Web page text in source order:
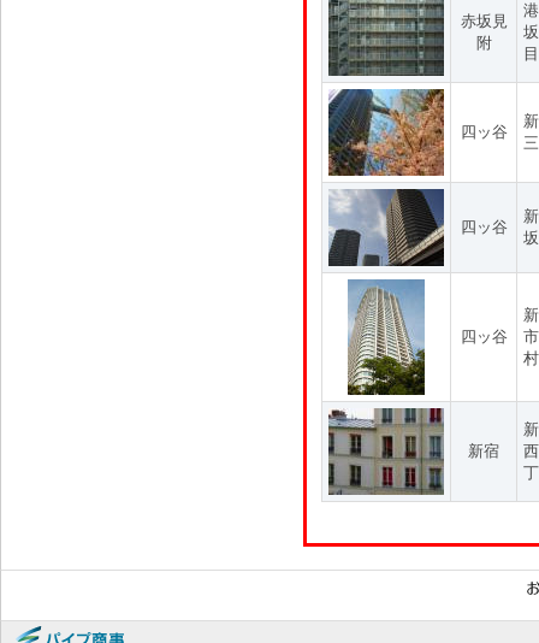
赤坂見
附
目
四ッ谷
四ッ谷
四ッ谷
新宿